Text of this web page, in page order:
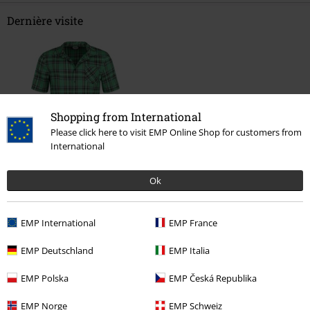
Shopping from International
Please click here to visit EMP Online Shop for customers from
International
Ok
EMP International EMP France
EMP Deutschland EMP Italia
EMP Polska EMP Česká Republika
EMP Norge EMP Schweiz
Dernière visite
Plus de catégories. Plus d'options.
Thèmes Rockwear Chemises
Thèmes Punk